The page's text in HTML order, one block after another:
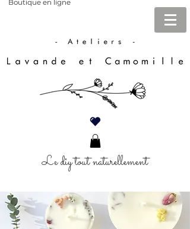
Boutique en ligne
Le diy tout naturellement